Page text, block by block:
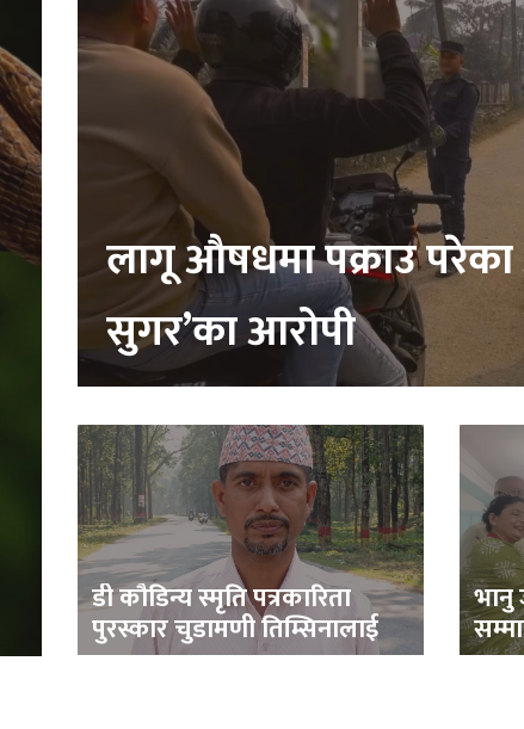
लागू औषधमा पक्राउ परेका
सुगर’का आरोपी
डी कौडिन्य स्मृति पत्रकारिता
पुरस्कार चुडामणी तिम्सिनालाई
भानु
रकम